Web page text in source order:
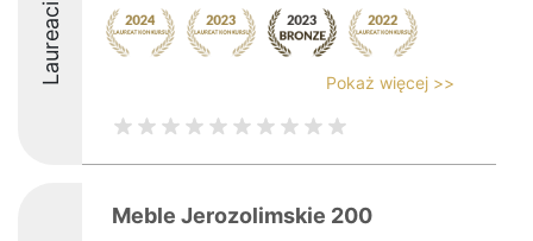
Laureaci Pokaż więcej >>
Meble Jerozolimskie 200